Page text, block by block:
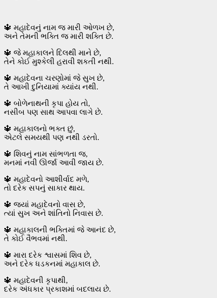
🔱 મહાદેવનું નામ જ મારી ઓળખ છે,
અને તેમની ભક્તિ જ મારી શક્તિ છે.
🔱 જે મહાકાલને દિલથી માને છે,
તેને કોઈ મુશ્કેલી હરાવી શકતી નથી.
🔱 મહાદેવના ચરણોમાં જે સુખ છે,
તે આખી દુનિયામાં ક્યાંય નથી.
🔱 બોળેનાથની કૃપા હોય તો,
નસીબ પણ સાથ આપવા લાગે છે.
🔱 મહાકાલનો ભક્ત છું,
એટલે સમયથી પણ નથી ડરતો.
🔱 શિવનું નામ સાંભળતા જ,
મનમાં નવી ઊર્જા આવી જાય છે.
🔱 મહાદેવનો આશીર્વાદ મળે,
તો દરેક સપનું સાકાર થાય.
🔱 જ્યાં મહાદેવનો વાસ છે,
ત્યાં સુખ અને શાંતિનો નિવાસ છે.
🔱 મહાકાલની ભક્તિમાં જે આનંદ છે,
તે કોઈ વૈભવમાં નથી.
🔱 મારા દરેક શ્વાસમાં શિવ છે,
અને દરેક ધડકનમાં મહાકાલ છે.
🔱 મહાદેવની કૃપાથી,
દરેક અંધકાર પ્રકાશમાં બદલાય છે.